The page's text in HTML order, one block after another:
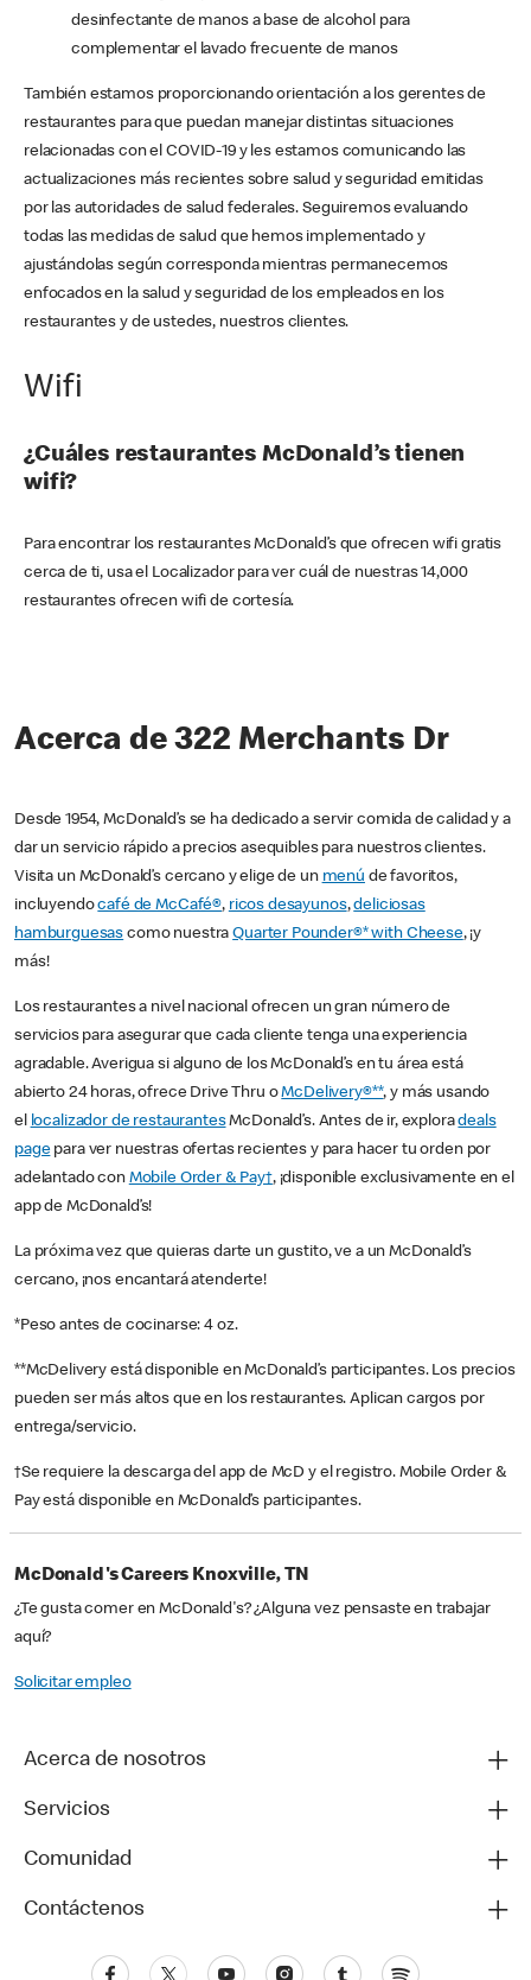
desinfectante de manos a base de alcohol para
complementar el lavado frecuente de manos
También estamos proporcionando orientación a los gerentes de
restaurantes para que puedan manejar distintas situaciones
relacionadas con el COVID-19 y les estamos comunicando las
actualizaciones más recientes sobre salud y seguridad emitidas
por las autoridades de salud federales. Seguiremos evaluando
todas las medidas de salud que hemos implementado y
ajustándolas según corresponda mientras permanecemos
enfocados en la salud y seguridad de los empleados en los
restaurantes y de ustedes, nuestros clientes.
Wifi
¿Cuáles restaurantes McDonald’s tienen
wifi?
Para encontrar los restaurantes McDonald’s que ofrecen wifi gratis
cerca de ti, usa el Localizador para ver cuál de nuestras 14,000
restaurantes ofrecen wifi de cortesía.
Acerca de 322 Merchants Dr
Desde 1954, McDonald’s se ha dedicado a servir comida de calidad y a
dar un servicio rápido a precios asequibles para nuestros clientes.
Visita un McDonald’s cercano y elige de un menú de favoritos,
incluyendocafé de McCafé®, ricos desayunos,deliciosas
hamburguesas como nuestraQuarter Pounder®* with Cheese, ¡y
más!
Los restaurantes a nivel nacional ofrecen un gran número de
servicios para asegurar que cada cliente tenga una experiencia
agradable. Averigua si alguno de los McDonald’s en tu área está
abierto 24 horas, ofrece Drive Thru oMcDelivery®**, y más usando
el localizador de restaurantesMcDonald’s. Antes de ir, exploradeals
pagepara ver nuestras ofertas recientes y para hacer tu orden por
adelantado con Mobile Order & Pay†, ¡disponible exclusivamente en el
app de McDonald’s!
La próxima vez que quieras darte un gustito, ve a un McDonald’s
cercano, ¡nos encantará atenderte!
*Peso antes de cocinarse: 4 oz.
**McDelivery está disponible en McDonald’s participantes. Los precios
pueden ser más altos que en los restaurantes. Aplican cargos por
entrega/servicio.
†Se requiere la descarga del app de McD y el registro. Mobile Order &
Pay está disponible en McDonald’s participantes.
McDonald's Careers Knoxville, TN
¿Te gusta comer en McDonald's? ¿Alguna vez pensaste en trabajar
aquí?
Solicitar empleo
Acerca de nosotros
Servicios
Comunidad
Contáctenos